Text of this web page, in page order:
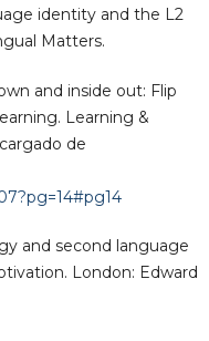
identity and the L2
Matters.
and inside out: Flip
Learning &
de
and second language
London: Edward